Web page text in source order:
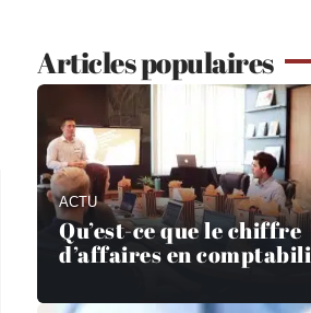
Articles populaires
ACTU
Qu’est-ce que le chiffre
d’affaires en